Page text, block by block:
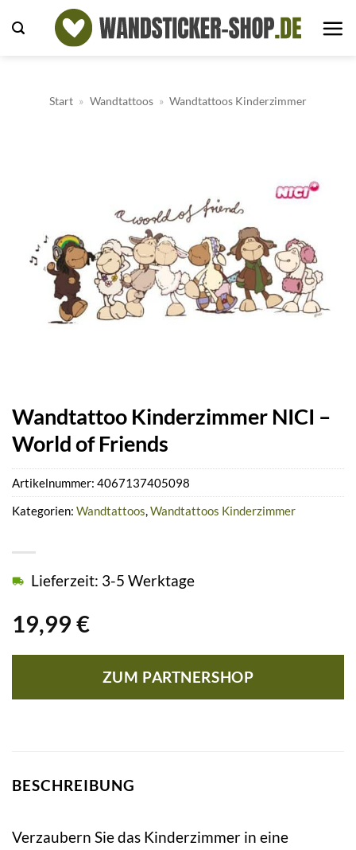
Inhalt
Start » Wandtattoos » Wandtattoos Kinderzimmer
Wandtattoo Kinderzimmer NICI –
World of Friends
19,99 €
Lieferzeit: 3-5 Werktage
ZUM PARTNERSHOP
Artikelnummer: 4067137405098
Kategorien: Wandtattoos Wandtattoos Kinderzimmer
BESCHREIBUNG
Verzaubern Sie das Kinderzimmer in eine